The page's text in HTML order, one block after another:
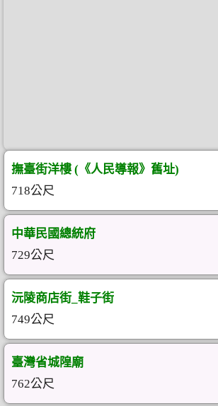
撫臺街洋樓 (《人民導報》舊址)
718公尺
中華民國總統府
729公尺
沅陵商店街_鞋子街
749公尺
臺灣省城隍廟
762公尺